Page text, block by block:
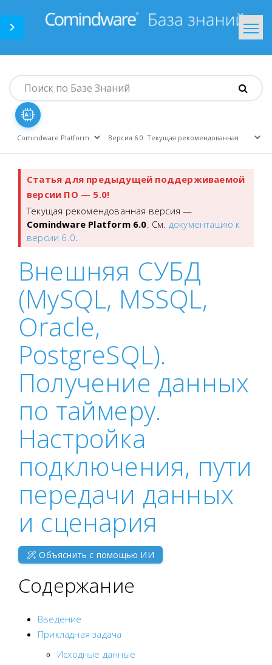
На главную
Статья для предыдущей поддерживаемой
версии ПО — 5.0!
Текущая рекомендованная версия —
Comindware Platform 6.0. См. документацию к
версии 6.0.
Внешняя СУБД
(MySQL, MSSQL,
Oracle,
PostgreSQL).
Получение данных
по таймеру.
Настройка
подключения, пути
передачи данных
и сценария
Объяснить с помощью ИИ
Содержание
Введение
Прикладная задача
Исходные данные